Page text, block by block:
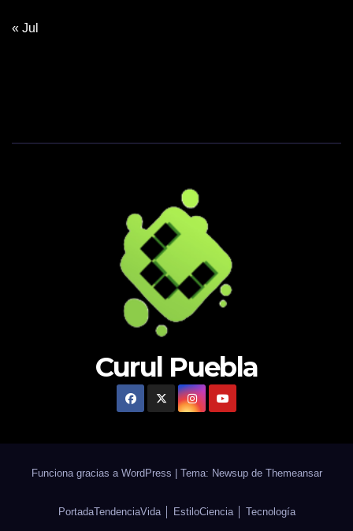
« Jul
Curul Puebla
Funciona gracias a WordPress Tema: Newsup de Themeansar
PortadaTendenciaVida │ EstiloCiencia │ Tecnología